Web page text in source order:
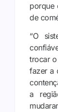
porque
de
“O
trocar
fazer a
a